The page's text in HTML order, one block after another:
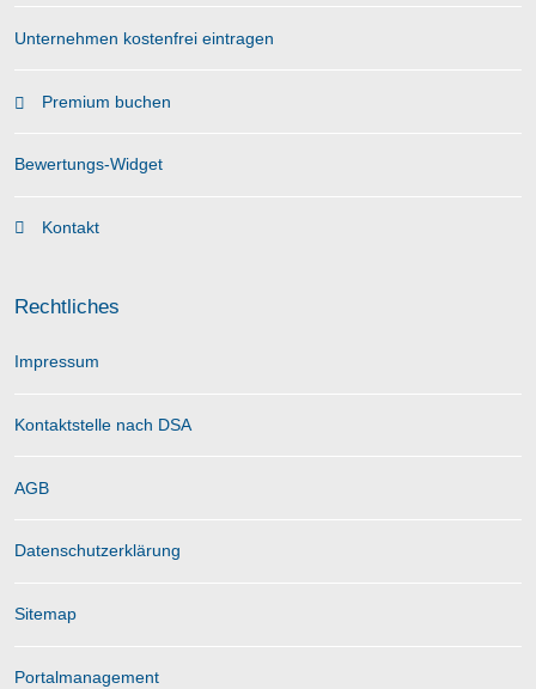
Unternehmen kostenfrei eintragen
Premium buchen
Bewertungs-Widget
Kontakt
Rechtliches
Impressum
Kontaktstelle nach DSA
AGB
Datenschutzerklärung
Sitemap
Portalmanagement